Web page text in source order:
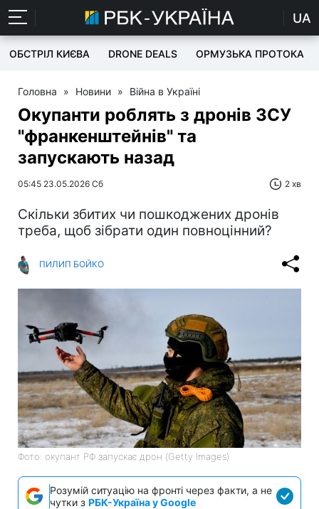
UA
ОБСТРІЛ КИЄВА DRONE DEALS ОРМУЗЬКА ПРОТОКА
Головна » Новини » Війна в Україні
Окупанти роблять з дронів ЗСУ
"франкенштейнів" та
запускають назад
05:45 23.05.2026 Сб 2 хв
Скільки збитих чи пошкоджених дронів
треба, щоб зібрати один повноцінний?
ПИЛИП БОЙКО
Фото: окупант РФ запускає дрон (Getty Images)
Розумій ситуацію на фронті через факти, а не
чутки з РБК-Україна у Google